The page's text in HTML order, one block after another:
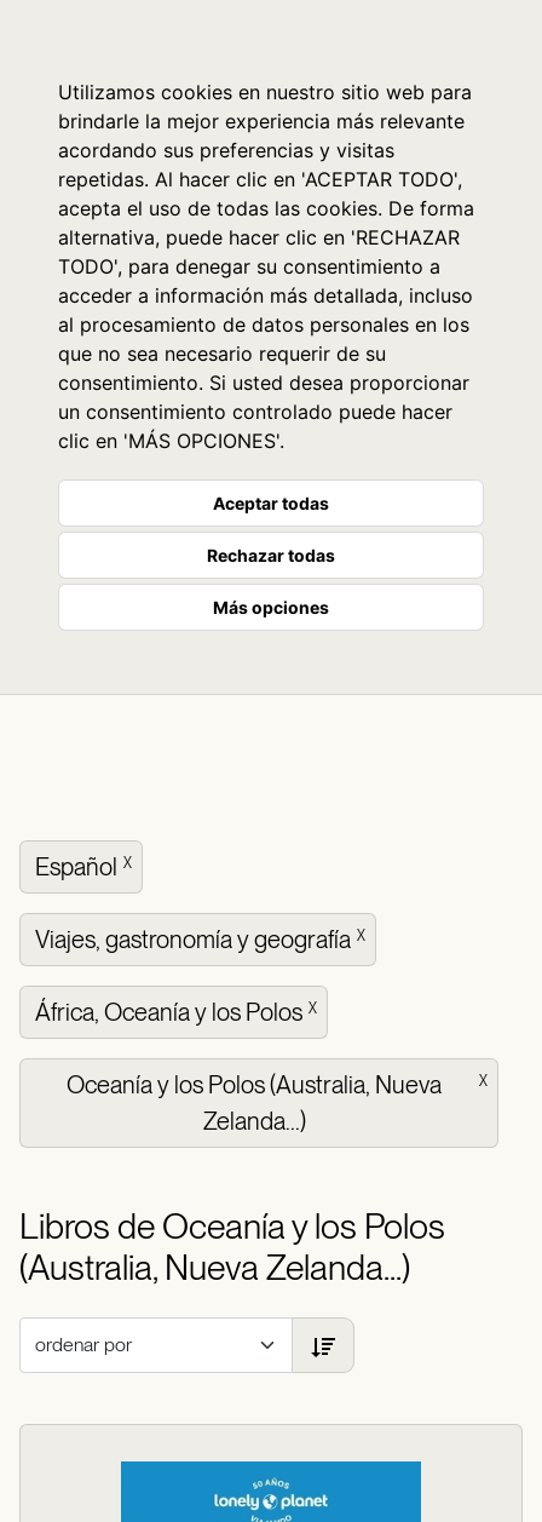
Utilizamos cookies en nuestro sitio web para
brindarle la mejor experiencia más relevante
acordando sus preferencias y visitas
repetidas. Al hacer clic en 'ACEPTAR TODO',
acepta el uso de todas las cookies. De forma
alternativa, puede hacer clic en 'RECHAZAR
TODO', para denegar su consentimiento a
acceder a información más detallada, incluso
al procesamiento de datos personales en los
que no sea necesario requerir de su
consentimiento. Si usted desea proporcionar
un consentimiento controlado puede hacer
clic en 'MÁS OPCIONES'.
Aceptar todas
Rechazar todas
Más opciones
Español X
Viajes, gastronomía y geografía X
África, Oceanía y los Polos X
Oceanía y los Polos (Australia, Nueva
Zelanda...)
X
Libros de Oceanía y los Polos
(Australia, Nueva Zelanda...)